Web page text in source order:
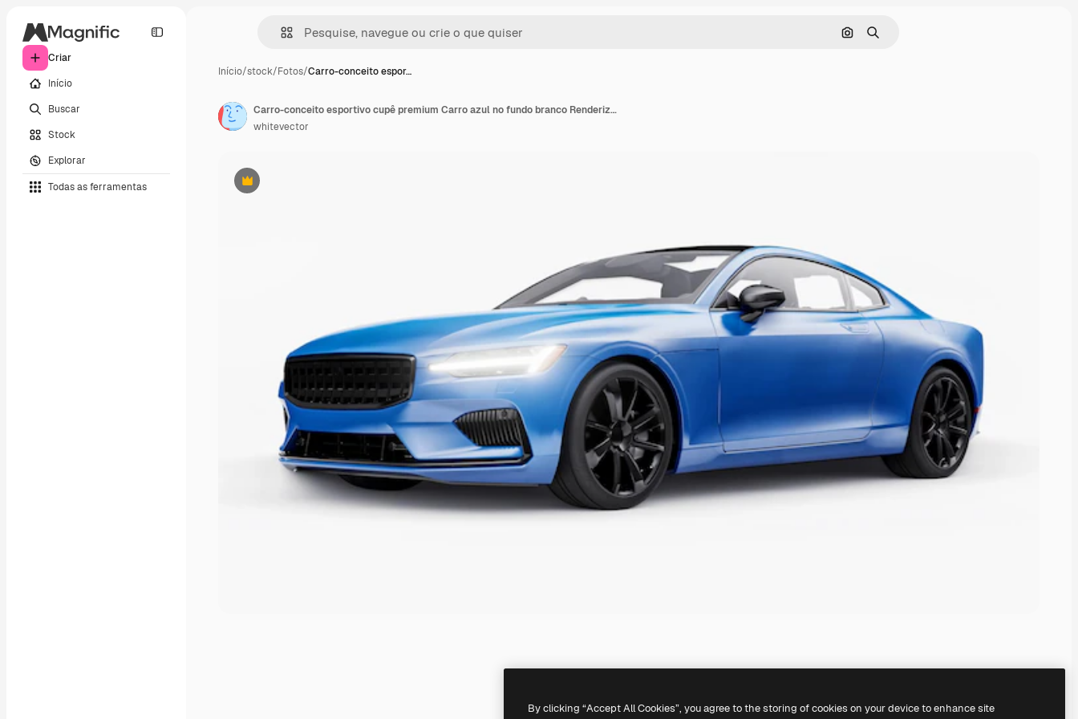
Criar
Início
Buscar
Stock
Explorar
Todas as ferramentas
Pesquisar por imagem
Buscar
Início/stock/Fotos/Carro-conceito espor…
Premium
Carro-conceito esportivo cupê premium Carro azul no fundo branco Renderização 3d híbrida de plug-in
whitevector
By clicking “Accept All Cookies”, you agree to the storing of cookies on your device to enhance site